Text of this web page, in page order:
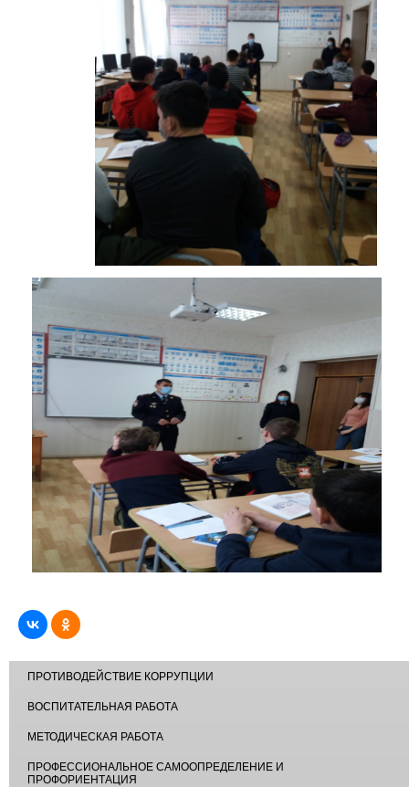
ПРОТИВОДЕЙСТВИЕ КОРРУПЦИИ
ВОСПИТАТЕЛЬНАЯ РАБОТА
МЕТОДИЧЕСКАЯ РАБОТА
ПРОФЕССИОНАЛЬНОЕ САМООПРЕДЕЛЕНИЕ И
ПРОФОРИЕНТАЦИЯ